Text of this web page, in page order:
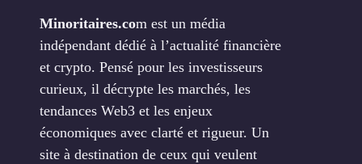
Minoritaires.com est un média
indépendant dédié à l’actualité financière
et crypto. Pensé pour les investisseurs
curieux, il décrypte les marchés, les
tendances Web3 et les enjeux
économiques avec clarté et rigueur. Un
site à destination de ceux qui veulent